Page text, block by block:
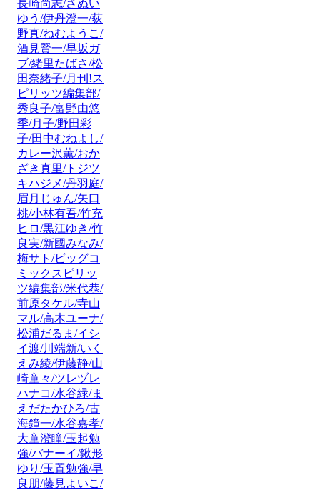
長崎尚志/さぬい
ゆう/伊丹澄一/荻
野真/ねむようこ/
酒見賢一/早坂ガ
ブ/緒里たばさ/松
田奈緒子/月刊!ス
ピリッツ編集部/
秀良子/富野由悠
季/月子/野田彩
子/田中むねよし/
カレー沢薫/おか
ざき真里/トジツ
キハジメ/丹羽庭/
眉月じゅん/矢口
桃/小林有吾/竹充
ヒロ/黒江ゆき/竹
良実/新國みなみ/
梅サト/ビッグコ
ミックスピリッ
ツ編集部/米代恭/
前原タケル/寺山
マル/高木ユーナ/
松浦だるま/イシ
イ渡/川端新/いく
えみ綾/伊藤静/山
崎童々/ツレヅレ
ハナコ/水谷緑/ま
えだたかひろ/古
海鐘一/水谷嘉孝/
大童澄瞳/玉起勉
強/バナーイ/鍬形
ゆり/玉置勉強/早
良朋/藤見よいこ/